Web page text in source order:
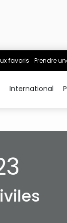
favoris Prendre
International